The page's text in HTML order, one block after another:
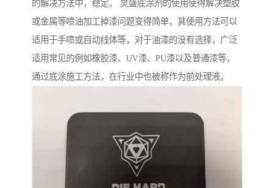
的解决方法中，稳定。 炅盛底涂剂的使用使得解决塑胶
或金属等喷油加工掉漆问题变得简单，其使用方法可以
适用于手喷或自动线体等，对于油漆的没有选择，广泛
适用常见的例如橡胶漆、UV漆、PU漆以及普通漆等，
通过底涂施工方法，在行业中也被称作为前处理液。